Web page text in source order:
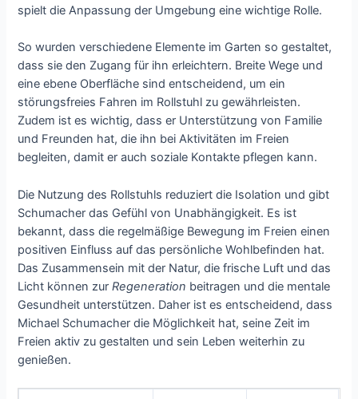
spielt die Anpassung der Umgebung eine wichtige Rolle.
So wurden verschiedene Elemente im Garten so gestaltet,
dass sie den Zugang für ihn erleichtern. Breite Wege und
eine ebene Oberfläche sind entscheidend, um ein
störungsfreies Fahren im Rollstuhl zu gewährleisten.
Zudem ist es wichtig, dass er Unterstützung von Familie
und Freunden hat, die ihn bei Aktivitäten im Freien
begleiten, damit er auch soziale Kontakte pflegen kann.
Die Nutzung des Rollstuhls reduziert die Isolation und gibt
Schumacher das Gefühl von Unabhängigkeit. Es ist
bekannt, dass die regelmäßige Bewegung im Freien einen
positiven Einfluss auf das persönliche Wohlbefinden hat.
Das Zusammensein mit der Natur, die frische Luft und das
Licht können zurRegeneration beitragen und die mentale
Gesundheit unterstützen. Daher ist es entscheidend, dass
Michael Schumacher die Möglichkeit hat, seine Zeit im
Freien aktiv zu gestalten und sein Leben weiterhin zu
genießen.